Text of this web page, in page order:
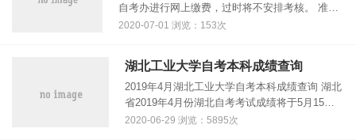
自考办进行网上缴费，过时将不安排考核。 准考
证号 姓名 专业 010309200035 陈华 机电一体化
2020-07-01 浏览：153次
湖北工业大学自考本科成绩查询
2019年4月湖北工业大学自考本科成绩查询 湖北
省2019年4月份湖北自考考试成绩将于5月15日
公布。 考生可登陆如下网址查询4月自考考试成
2020-06-29 浏览：5895次